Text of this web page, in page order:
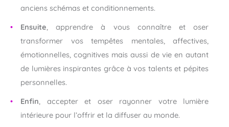
anciens schémas et conditionnements.
Ensuite, apprendre à vous connaître et oser
transformer vos tempêtes mentales, affectives,
émotionnelles, cognitives mais aussi de vie en autant
de lumières inspirantes grâce à vos talents et pépites
personnelles.
Enfin, accepter et oser rayonner votre lumière
intérieure pour l’offrir et la diffuser au monde.